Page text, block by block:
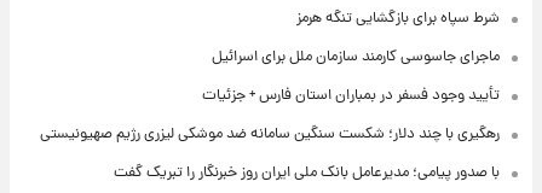
شرط سپاه برای بازگشایی تنگه هرمز
ماجرای جاسوسی کارمند سازمان ملل برای اسرائیل
تأیید وجود فسفر در بمباران استان فارس + جزئیات
رهگیری با چند دلار؛ شکست سنگین سامانه ضد موشکی لیزری رژیم صهیونیستی
با صدور پیامی؛ مدیرعامل بانک ملی ایران روز خبرنگار را تبریک گفت